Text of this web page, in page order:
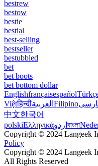
bestrew
bestow
bestie
bestial
best-selling
bestseller
bestubbled
bet
bet boots
bet bottom dollar
Englishfrançaisespañol
Việtहिन्दीالعربية Filipino
中文한국어
polskiΕλληνικάاردو বাংলা
Copyright © 2024 Langeek
Policy
Copyright © 2024 Langeek
All Rights Reserved